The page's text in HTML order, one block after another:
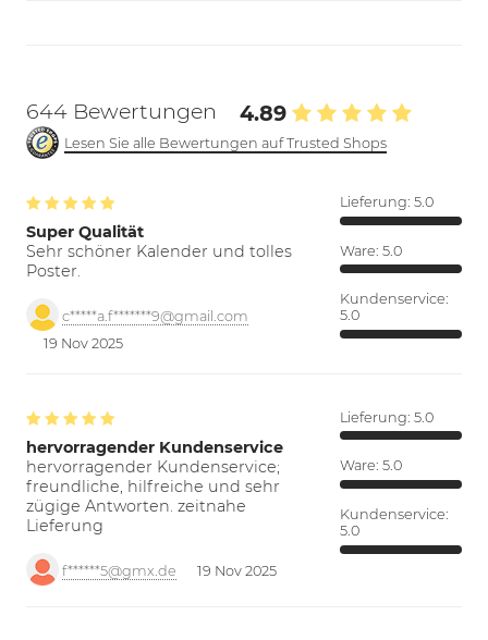
644 Bewertungen 4.89
Lesen Sie alle Bewertungen auf Trusted Shops
Super Qualität
Sehr schöner Kalender und tolles
Poster.
c*****a.f*******9@gmail.com
19 Nov 2025
Lieferung: 5.0
Ware: 5.0
Kundenservice:
5.0
hervorragender Kundenservice
hervorragender Kundenservice;
freundliche, hilfreiche und sehr
zügige Antworten. zeitnahe
Lieferung
f******5@gmx.de 19 Nov 2025
Lieferung: 5.0
Ware: 5.0
Kundenservice:
5.0